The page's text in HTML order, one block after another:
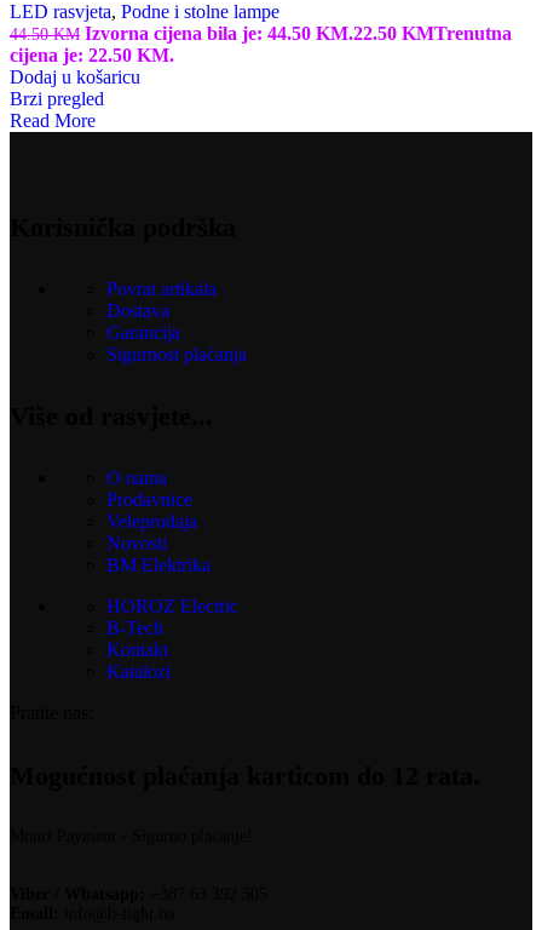
LED rasvjeta, Podne i stolne lampe
44.50KM Izvorna cijena bila je: 44.50 KM.22.50 KMTrenutna
cijena je: 22.50 KM.
Dodaj u košaricu
Brzi pregled
Read More
Povrat artikala
Dostava
Garancija
Sigurnost plaćanja
O nama
Prodavnice
Veleprodaja
Novosti
BM Elektrika
HOROZ Electric
B-Tech
Kontakt
Katalozi